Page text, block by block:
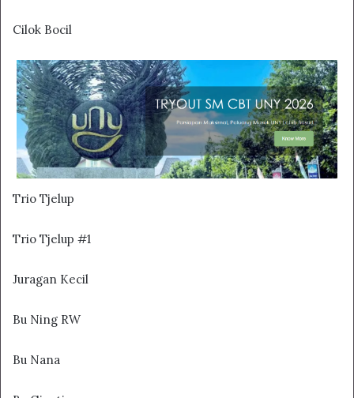
Cilok Bocil
Trio Tjelup
Trio Tjelup #1
Juragan Kecil
Bu Ning RW
Bu Nana